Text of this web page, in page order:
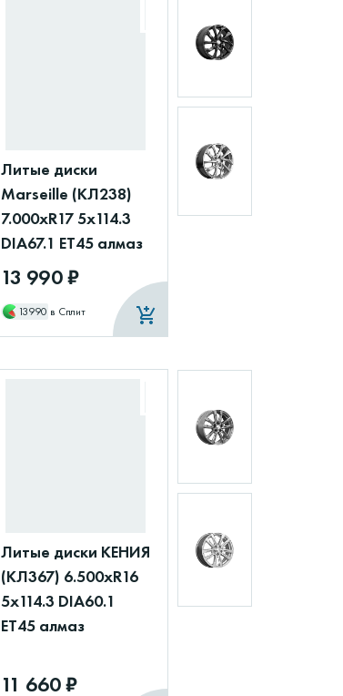
Литые диски
Marseille (КЛ238)
7.000xR17 5x114.3
DIA67.1 ET45 алмаз
13 990 ₽
13990 в Сплит
Литые диски КЕНИЯ
(КЛ367) 6.500xR16
5x114.3 DIA60.1
ET45 алмаз
11 660 ₽